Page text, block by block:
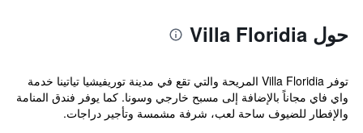
حول Villa Floridia
توفر Villa Floridia المريحة والتي تقع في مدينة توريفيشيا تياتينا خدمة
واي فاي مجاناً بالإضافة إلى مسبح خارجي وسونا. كما يوفر فندق المنامة
والإفطار للضيوف ساحة لعب، شرفة مشمسة وتأجير دراجات.